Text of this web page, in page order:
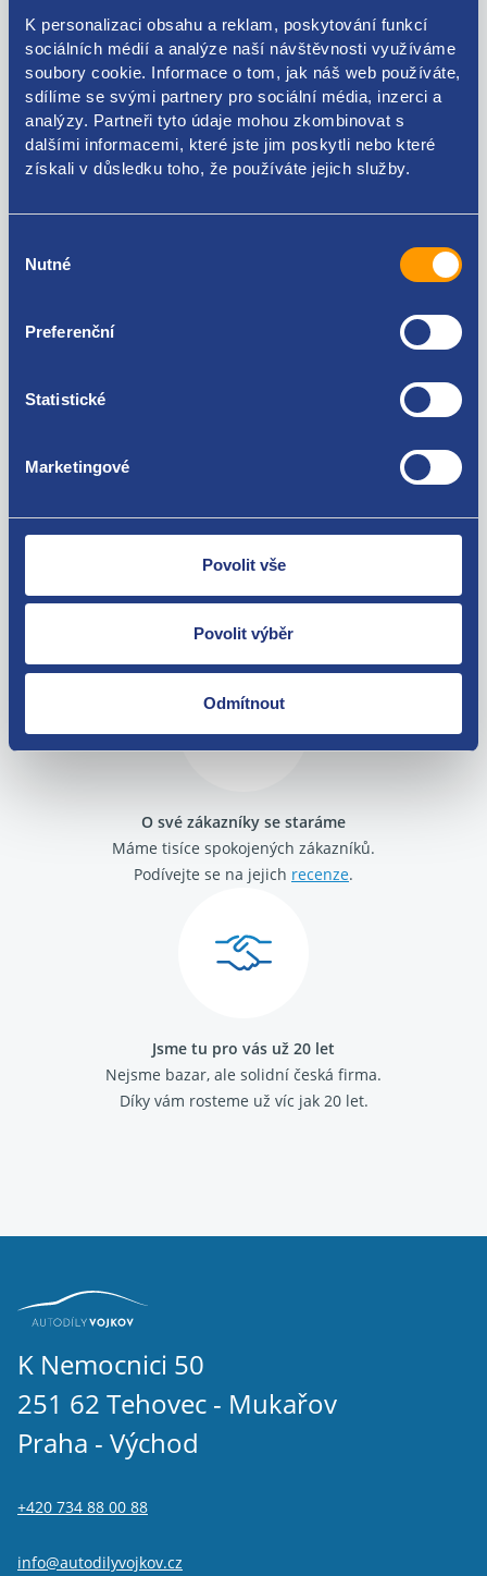
K personalizaci obsahu a reklam, poskytování funkcí
sociálních médií a analýze naší návštěvnosti využíváme
soubory cookie. Informace o tom, jak náš web používáte,
sdílíme se svými partnery pro sociální média, inzerci a
analýzy. Partneři tyto údaje mohou zkombinovat s
dalšími informacemi, které jste jim poskytli nebo které
získali v důsledku toho, že používáte jejich služby.
souhlasu
Nutné
Preferenční
Statistické
Marketingové
Povolit vše
Povolit výběr
Odmítnout
ŠKODA original: 357911253
Kódy produktu
357911253
Použitelné pro vozy
Škoda Fabia I 1999-2007
Škoda Superb I 2001-2008
Volkswagen Sharan 1995 - 2010
Nejste spokojeni? Vyřešíme to!
Zboží můžete vrátit do 60 dnů od
zakoupení. Nebo vám pošleme náhradu.
O své zákazníky se staráme
Máme tisíce spokojených zákazníků.
Podívejte se na jejich recenze.
Jsme tu pro vás už 20 let
Nejsme bazar, ale solidní česká firma.
Díky vám rosteme už víc jak 20 let.
K Nemocnici 50
251 62 Tehovec - Mukařov
Praha - Východ
+420 734 88 00 88
info@autodilyvojkov.cz